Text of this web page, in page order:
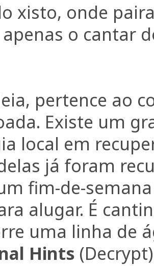
xisto, onde
o cantar
pertence ao
Existe um
local em
já foram
fim-de-
alugar. É
uma linha de
Hints (Decrypt)